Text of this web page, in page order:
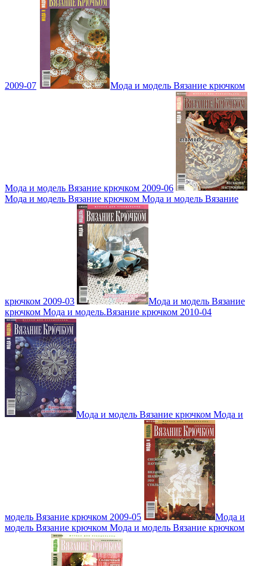
2009-07 Мода и модель Вязание крючком
Мода и модель Вязание крючком 2009-06
Мода и модель Вязание крючком Мода и модель Вязание
крючком 2009-03
Мода и модель Вязание
крючком Мода и модель.Вязание крючком 2010-04
Мода и модель Вязание крючком Мода и
модель Вязание крючком 2009-05
Мода и
модель Вязание крючком Мода и модель Вязание крючком